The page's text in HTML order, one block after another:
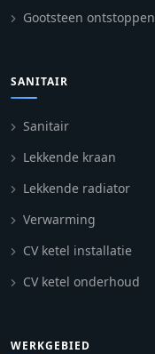
Gootsteen ontstoppen
SANITAIR
Sanitair
Lekkende kraan
Lekkende radiator
Verwarming
CV ketel installatie
CV ketel onderhoud
WERKGEBIED